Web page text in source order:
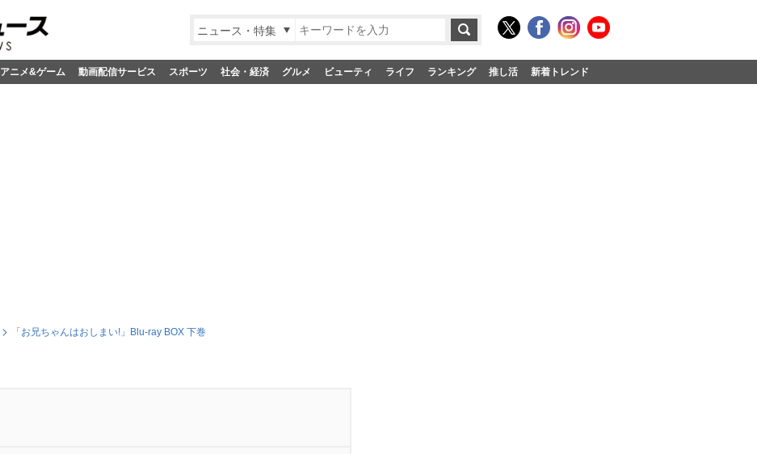
ニュース・特集
アニメ&ゲーム 動画配信サービス スポーツ 社会・経済 グルメ ビューティ ライフ ランキング 推し活 新着トレンド
「お兄ちゃんはおしまい!」Blu-ray BOX 下巻